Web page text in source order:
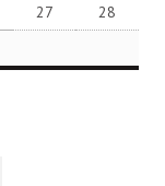
27
28